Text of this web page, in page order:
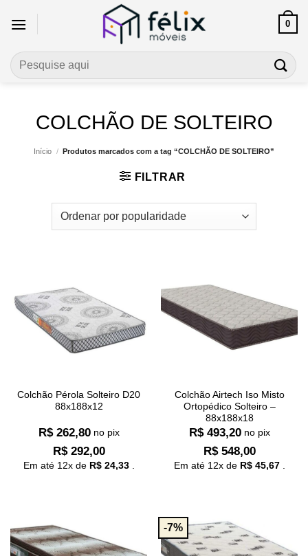
0
Pesquisar
por:
COLCHÃO DE SOLTEIRO
Início / Produtos marcados com a tag “COLCHÃO DE SOLTEIRO”
FILTRAR
Colchão Pérola Solteiro D20
88x188x12
R$262,80 no pix
R$292,00
Em até 12x de R$24,33.
Colchão Airtech Iso Misto
Ortopédico Solteiro –
88x188x18
R$493,20 no pix
R$548,00
Em até 12x de R$45,67.
-7%